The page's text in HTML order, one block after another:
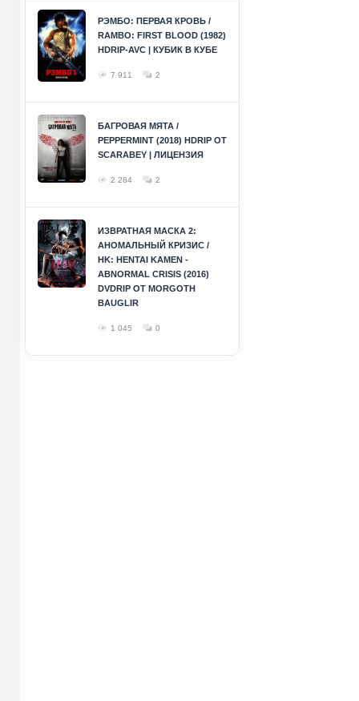
РЭМБО: ПЕРВАЯ КРОВЬ /
RAMBO: FIRST BLOOD (1982)
HDRIP-AVC | КУБИК В КУБЕ
7 911 2
БАГРОВАЯ МЯТА /
PEPPERMINT (2018) HDRIP ОТ
SCARABEY | ЛИЦЕНЗИЯ
2 284 2
ИЗВРАТНАЯ МАСКА 2:
АНОМАЛЬНЫЙ КРИЗИС /
HK: HENTAI KAMEN -
ABNORMAL CRISIS (2016)
DVDRIP ОТ MORGOTH
BAUGLIR
1 045 0